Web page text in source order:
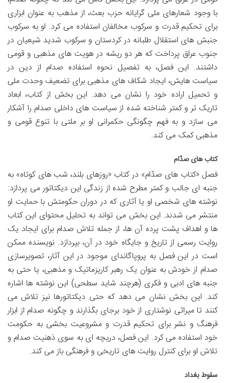
با وجود شعارهای ملی گرایانه حزب بعث، از مذهب به عنوان ابزاری
برای تحکیم قدرت و سرکوب مخالفان استفاده می کرد. او به سرکوب
جنبش های استقلال طلبانه در کردستان و سرکوب شدید شیعیان در
جنوب عراق پرداخت که هر دو ریشه در هویت های مذهبی و قومی
داشتند. این فصل، به تفصیل نحوه استفاده صدام از دین در
سیاست هایش، ایجاد شکاف های مذهبی برای تضعیف وحدت ملی
و تحمیل اراده خود را نشان می دهد. این بخش از کتاب، ابعاد
تاریک تر و کمتر شناخته شده از سیاست های داخلی صدام را آشکار
می سازد و به فهم چگونگی حکمرانی او بر ملتی با تنوع قومی و
مذهبی کمک می کند.
کتاب های صدّام
فصل «کتاب های صدّام» در کتاب «روزهای بلند، شب های کوتاه» به
جنبه ای جالب و کمتر مطرح شده از زندگی این دیکتاتور می پردازد:
نوشته های شخصی او یا آثاری که در دوران حکومتش با حمایت او
منتشر می شدند. این بخش می تواند به تحلیل محتوای این کتاب
ها و اهداف پشت پرده آن ها، از جمله تلاش صدام برای ایجاد یک
روایت رسمی از تاریخ و جایگاه خود در آن، بپردازد. نویسنده ممکن
است در این فصل به پروپاگاندای موجود در این آثار، تصویرسازی
صدام از خودش به عنوان یک رهبر کاریزماتیک و مذهبی، یا حتی به
جنبه های ادبی و فکری (هرچند شاید سطحی) این نوشته ها اشاره
کند. این بخش نشان می دهد که حتی دیکتاتورها نیز تلاش می
کنند تا میراثی نوشتاری از خود برجای بگذارند و چگونه صدام از ابزار
فرهنگ و نشر برای تحکیم قدرت و مشروعیت بخشی به حکومت
خود استفاده می کرد. این فصل، دریچه ای به سوی ذهنیت صدام و
تلاش او برای کنترل روایت های تاریخی و فرهنگی باز می کند.
سقوط بغداد